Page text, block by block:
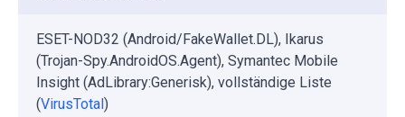
ESET-NOD32 (Android/FakeWallet.DL), Ikarus
(Trojan-Spy.AndroidOS.Agent), Symantec Mobile
Insight (AdLibrary:Generisk), vollständige Liste
(VirusTotal )